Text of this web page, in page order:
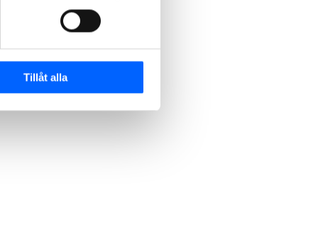
Tillåt alla